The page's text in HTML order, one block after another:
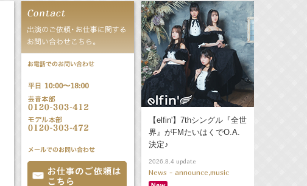
【elfin'】7thシングル『全世
界』がFMたいはくでO.A.
決定♪
2026.8.4 update
News - announce,music